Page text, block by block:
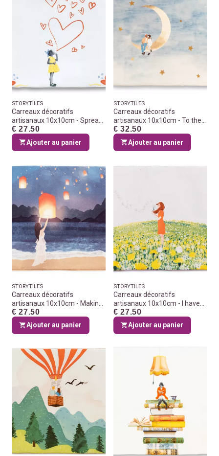
STORYTILES
Carreaux décoratifs
artisanaux 10x10cm - Spread
the love
€ 27.50
Ajouter au panier
STORYTILES
Carreaux décoratifs
artisanaux 10x10cm - To the
moon and back GOLD
€ 32.50
Ajouter au panier
STORYTILES
Carreaux décoratifs
artisanaux 10x10cm - Making
memories & wishes
€ 27.50
Ajouter au panier
STORYTILES
Carreaux décoratifs
artisanaux 10x10cm - I have
one wish...
€ 27.50
Ajouter au panier